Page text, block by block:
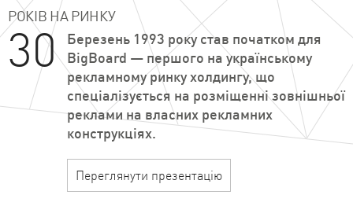
30
РОКІВ НА РИНКУ
Березень 1993 року став початком для
BigBoard — першого на українському
рекламному ринку холдингу, що
спеціалізується на розміщенні зовнішньої
реклами на власних рекламних
конструкціях.
Переглянути презентацію